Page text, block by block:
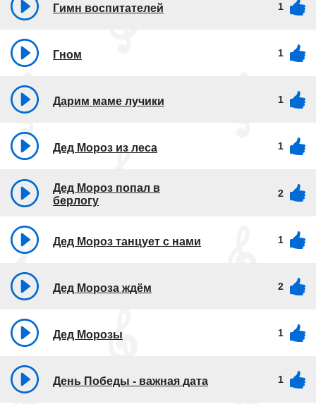
Гимн воспитателей 1
Гном 1
Дарим маме лучики 1
Дед Мороз из леса 1
Дед Мороз попал в
берлогу
2
Дед Мороз танцует с нами 1
Дед Мороза ждём 2
Дед Морозы 1
День Победы - важная дата 1